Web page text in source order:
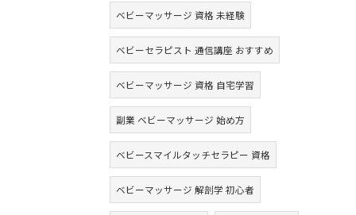
ベビーマッサージ 資格 未経験
ベビーセラピスト 通信講座 おすすめ
ベビーマッサージ 資格 自宅学習
副業 ベビーマッサージ 始め方
ベビースマイルタッチセラピー 資格
ベビーマッサージ 解剖学 初心者